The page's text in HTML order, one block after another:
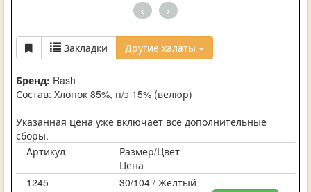
< >
Закладки Другие халаты
Бренд: Rash
Состав: Хлопок 85%, п/э 15% (велюр)
Указанная цена уже включает все дополнительные
сборы.
Артикул
Размер/Цвет
Цена
1245
30/104 / Желтый